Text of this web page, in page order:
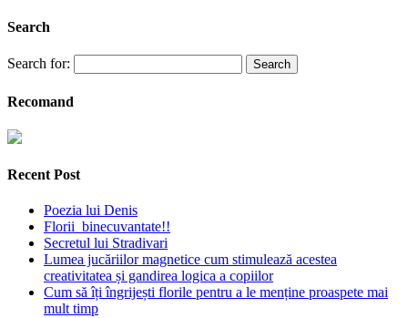
Search
Search for:
Recomand
Recent Post
Poezia lui Denis
Florii binecuvantate!!
Secretul lui Stradivari
Lumea jucăriilor magnetice cum stimulează acestea
creativitatea și gandirea logica a copiilor
Cum să îți îngrijești florile pentru a le menține proaspete mai
mult timp